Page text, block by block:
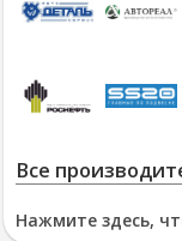
Все
Нажмите здесь,